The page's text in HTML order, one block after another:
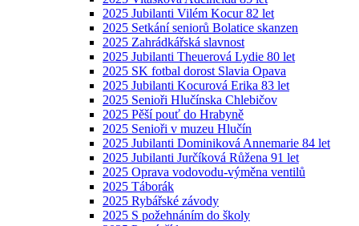
2025 Jubilanti Vilém Kocur 82 let
2025 Setkání seniorů Bolatice skanzen
2025 Zahrádkářská slavnost
2025 Jubilanti Theuerová Lydie 80 let
2025 SK fotbal dorost Slavia Opava
2025 Jubilanti Kocurová Erika 83 let
2025 Senioři Hlučínska Chlebičov
2025 Pěší pouť do Hrabyně
2025 Senioři v muzeu Hlučín
2025 Jubilanti Dominiková Annemarie 84 let
2025 Jubilanti Jurčíková Růžena 91 let
2025 Oprava vodovodu-výměna ventilů
2025 Táborák
2025 Rybářské závody
2025 S požehnáním do školy